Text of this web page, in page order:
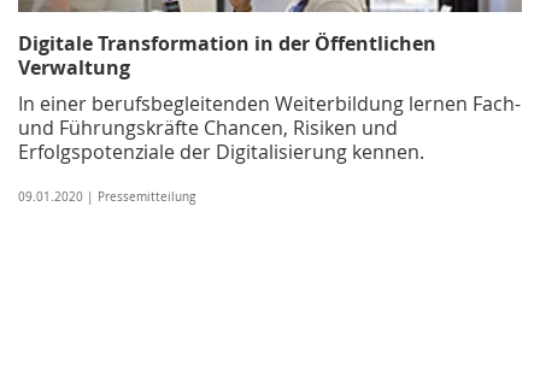
Digitale Transformation in der Öffentlichen
Verwaltung
In einer berufsbegleitenden Weiterbildung lernen Fach-
und Führungskräfte Chancen, Risiken und
Erfolgspotenziale der Digitalisierung kennen.
09.01.2020 | Pressemitteilung